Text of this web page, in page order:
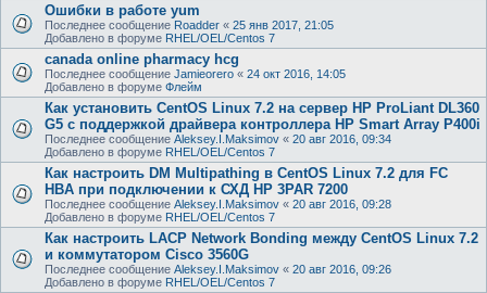
Ошибки в работе yum
Последнее сообщение Roadder « 25 янв 2017, 21:05
Добавлено в форуме RHEL/OEL/Centos 7
canada online pharmacy hcg
Последнее сообщение Jamieorero « 24 окт 2016, 14:05
Добавлено в форуме Флейм
Как установить CentOS Linux 7.2 на сервер HP ProLiant DL360
G5 с поддержкой драйвера контроллера HP Smart Array P400i
Последнее сообщение Aleksey.I.Maksimov « 20 авг 2016, 09:34
Добавлено в форуме RHEL/OEL/Centos 7
Как настроить DM Multipathing в CentOS Linux 7.2 для FC
HBA при подключении к СХД HP 3PAR 7200
Последнее сообщение Aleksey.I.Maksimov « 20 авг 2016, 09:28
Добавлено в форуме RHEL/OEL/Centos 7
Как настроить LACP Network Bonding между CentOS Linux 7.2
и коммутатором Cisco 3560G
Последнее сообщение Aleksey.I.Maksimov « 20 авг 2016, 09:26
Добавлено в форуме RHEL/OEL/Centos 7